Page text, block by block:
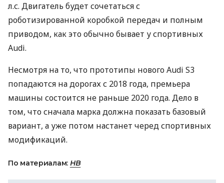
л.с. Двигатель будет сочетаться с
роботизированной коробкой передач и полным
приводом, как это обычно бывает у спортивных
Audi.
Несмотря на то, что прототипы нового Audi S3
попадаются на дорогах с 2018 года, премьера
машины состоится не раньше 2020 года. Дело в
том, что сначала марка должна показать базовый
вариант, а уже потом настанет черед спортивных
модификаций.
По материалам: НВ